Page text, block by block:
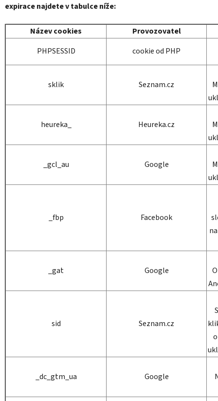
expirace najdete v tabulce níže:
Název cookies
Provozovatel
PHPSESSID
cookie od PHP
sklik Seznam.cz
heureka_ Heureka.cz
_gcl_au Google
_fbp Facebook
_gat Google
sid Seznam.cz
_dc_gtm_ua Google